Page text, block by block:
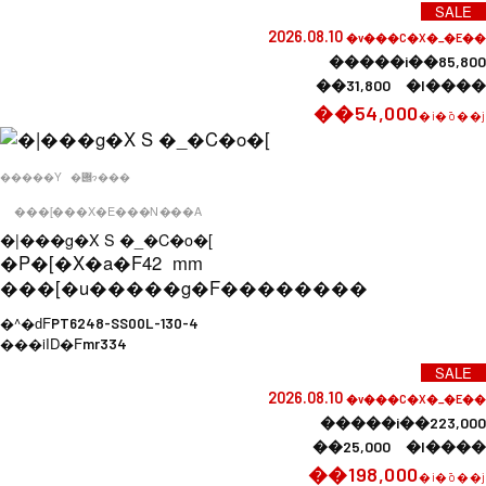
SALE
2026.08.10 �v���C�X�_�E��
�����i��85,800
��31,800 �l����
��54,000�i�ō��j
�����Y �݌ɂ���
���[���X�E���N���A
�|���g�X S �_�C�o�[
�P�[�X�a�F42 mm
���[�u�����g�F��������
�^�ԁFPT6248-SS00L-130-4
���iID�Fmr334
SALE
2026.08.10 �v���C�X�_�E��
�����i��223,000
��25,000 �l����
��198,000�i�ō��j